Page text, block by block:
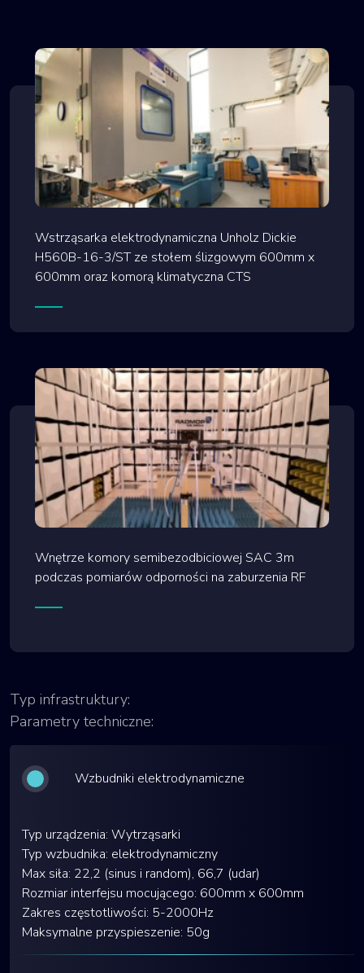
Wstrząsarka elektrodynamiczna Unholz Dickie
H560B-16-3/ST ze stołem ślizgowym 600mm x
600mm oraz komorą klimatyczna CTS
Wnętrze komory semibezodbiciowej SAC 3m
podczas pomiarów odporności na zaburzenia RF
Typ infrastruktury:
Parametry techniczne:
Wzbudniki elektrodynamiczne
Typ urządzenia: Wytrząsarki
Typ wzbudnika: elektrodynamiczny
Max siła: 22,2 (sinus i random), 66,7 (udar)
Rozmiar interfejsu mocującego: 600mm x 600mm
Zakres częstotliwości: 5-2000Hz
Maksymalne przyspieszenie: 50g